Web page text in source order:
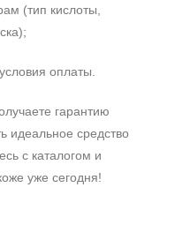
(тип кислоты,
оплаты.
гарантию
идеальное средство
с каталогом и
уже сегодня!